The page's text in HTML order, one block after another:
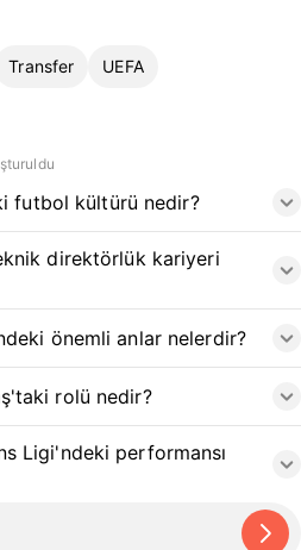
Transfer UEFA
futbol kültürü nedir?
direktörlük kariyeri
önemli anlar nelerdir?
rolü nedir?
Ligi'ndeki performansı